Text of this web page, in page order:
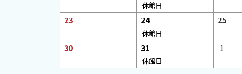
定
な
休館日
定
な
23日
定
な
24日
休館日
25日
定
30日
定
31
休館日
1